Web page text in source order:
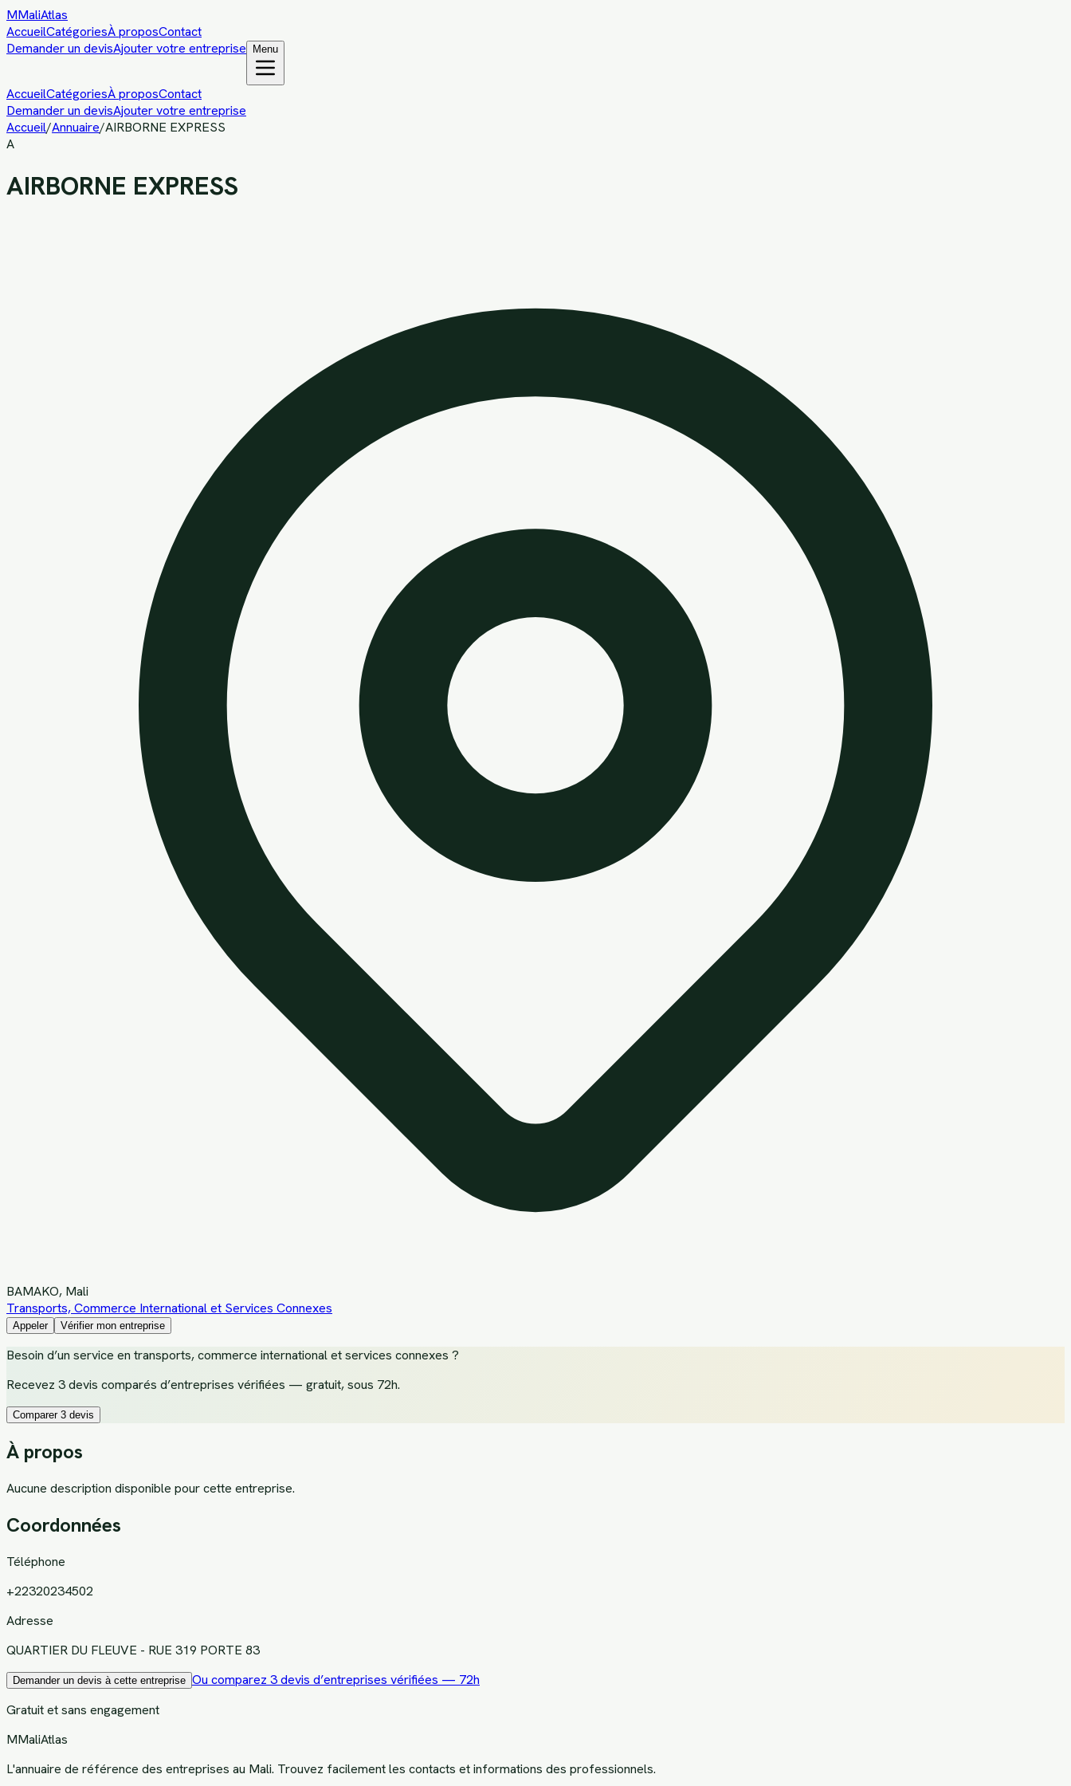
MMaliAtlas
AccueilCatégoriesÀ proposContact
Demander un devisAjouter votre entreprise Menu
AccueilCatégoriesÀ proposContact
Demander un devisAjouter votre entreprise
Accueil/Annuaire/AIRBORNE EXPRESS
A
AIRBORNE EXPRESS
BAMAKO, Mali
Transports, Commerce International et Services Connexes
Appeler Vérifier mon entreprise
Besoin d’un service en transports, commerce international et services connexes ?
Recevez 3 devis comparés d’entreprises vérifiées — gratuit, sous 72h.
Comparer 3 devis
À propos
Aucune description disponible pour cette entreprise.
Coordonnées
Téléphone
+22320234502
Adresse
QUARTIER DU FLEUVE - RUE 319 PORTE 83
Demander un devis à cette entreprise Ou comparez 3 devis d’entreprises vérifiées — 72h
Gratuit et sans engagement
MMaliAtlas
L'annuaire de référence des entreprises au Mali. Trouvez facilement les contacts et informations des professionnels.